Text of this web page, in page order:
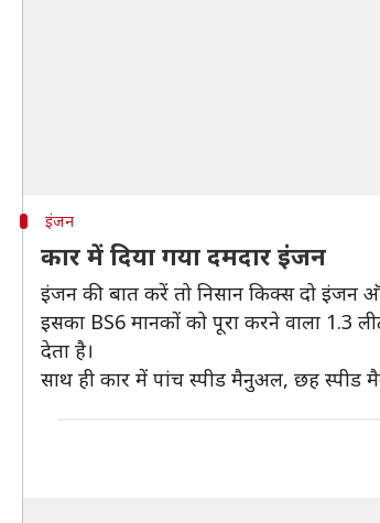
इंजन
कार में दिया गया दमदार इंजन
इंजन की बात करें तो निसान किक्स दो इंजन
इसका BS6 मानकों को पूरा करने वाला 1.3
देता है।
साथ ही कार में पांच स्पीड मैनुअल, छह